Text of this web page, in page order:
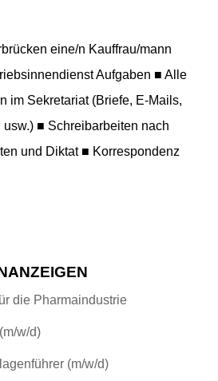
eine/n Kauffrau/mann
Aufgaben ■ Alle
im Sekretariat (Briefe, E-Mails,
■ Schreibarbeiten nach
und Diktat ■ Korrespondenz
die Pharmaindustrie
w/d)
(m/w/d)